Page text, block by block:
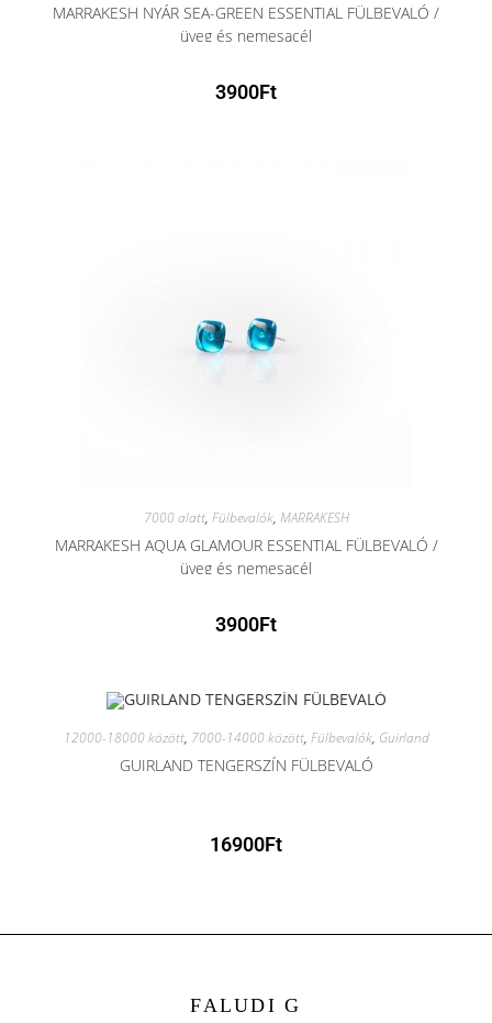
MARRAKESH NYÁR SEA-GREEN ESSENTIAL FÜLBEVALÓ /
üveg és nemesacél
3900Ft
7000 alatt, Fülbevalók, MARRAKESH
MARRAKESH AQUA GLAMOUR ESSENTIAL FÜLBEVALÓ /
üveg és nemesacél
3900Ft
12000-18000 között, 7000-14000 között, Fülbevalók, Guirland
GUIRLAND TENGERSZÍN FÜLBEVALÓ
16900Ft
FALUDI G